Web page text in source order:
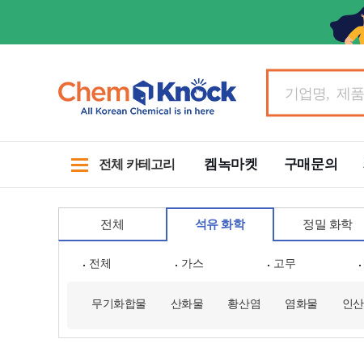
전체 카테고리 켐녹마켓 구매문의
전체 석유 화학 정밀 화학
전체 가스 고무
무기화합물 산화물 황산염 염화물 인